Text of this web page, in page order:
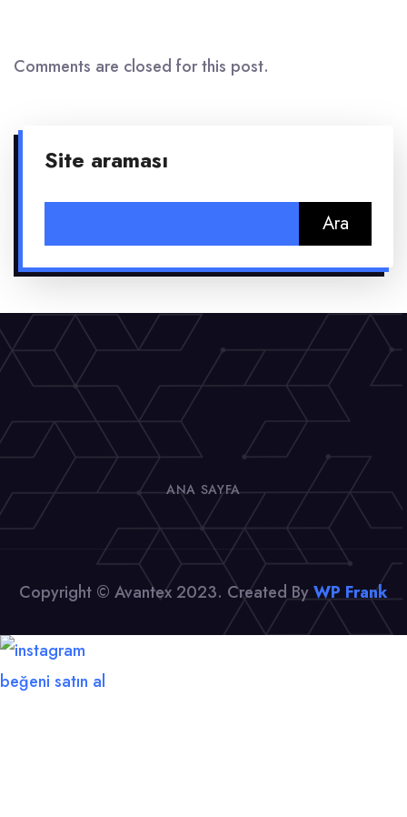
Comments are closed for this post.
Site araması
ANA SAYFA
Copyright © Avantex 2023. Created ByWP Frank